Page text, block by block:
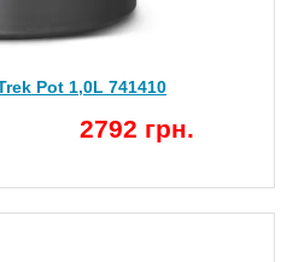
Pot 1,0L 741410
2792 грн.